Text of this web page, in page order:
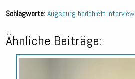
Schlagworte:Augsburg badchieff Interview
Ähnliche Beiträge: